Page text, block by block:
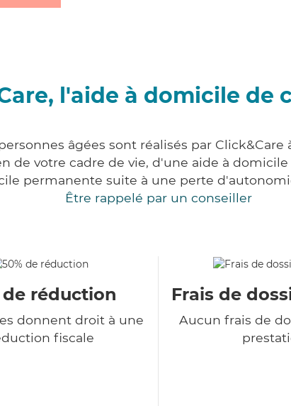
l'aide à domicile de
âgées sont réalisés par
de votre cadre de vie, d'une aide à
permanente suite à une perte
Être rappelé par un conseiller
de réduction
donnent droit à une
fiscale
Frais de
Aucun frais de